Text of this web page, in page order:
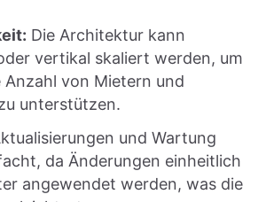
Die Architektur kann
vertikal skaliert werden, um
Anzahl von Mietern und
unterstützen.
und Wartung
da Änderungen einheitlich
angewendet werden, was die